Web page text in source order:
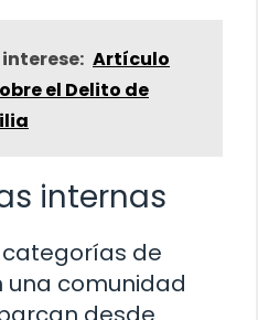
Artículo
el Delito de
internas
categorías de
una comunidad